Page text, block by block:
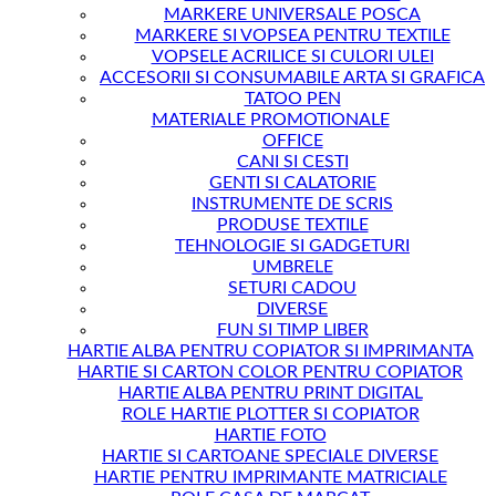
MARKERE UNIVERSALE POSCA
MARKERE SI VOPSEA PENTRU TEXTILE
VOPSELE ACRILICE SI CULORI ULEI
ACCESORII SI CONSUMABILE ARTA SI GRAFICA
TATOO PEN
MATERIALE PROMOTIONALE
OFFICE
CANI SI CESTI
GENTI SI CALATORIE
INSTRUMENTE DE SCRIS
PRODUSE TEXTILE
TEHNOLOGIE SI GADGETURI
UMBRELE
SETURI CADOU
DIVERSE
FUN SI TIMP LIBER
HARTIE ALBA PENTRU COPIATOR SI IMPRIMANTA
HARTIE SI CARTON COLOR PENTRU COPIATOR
HARTIE ALBA PENTRU PRINT DIGITAL
ROLE HARTIE PLOTTER SI COPIATOR
HARTIE FOTO
HARTIE SI CARTOANE SPECIALE DIVERSE
HARTIE PENTRU IMPRIMANTE MATRICIALE